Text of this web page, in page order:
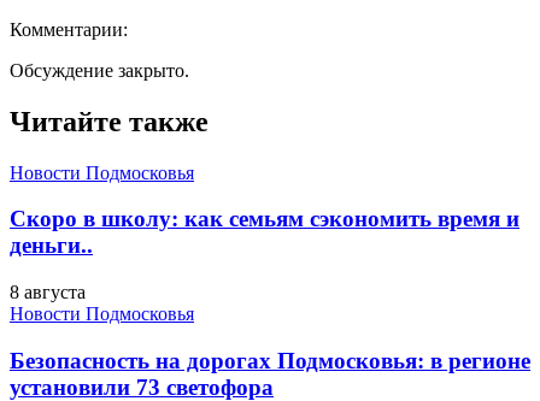
Комментарии:
Обсуждение закрыто.
Читайте также
Новости Подмосковья
Скоро в школу: как семьям сэкономить время и
деньги..
8 августа
Новости Подмосковья
Безопасность на дорогах Подмосковья: в регионе
установили 73 светофора